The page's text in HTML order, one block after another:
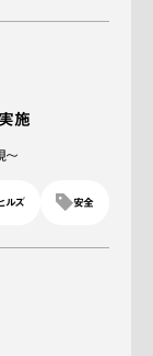
施
～
安全
ルズ